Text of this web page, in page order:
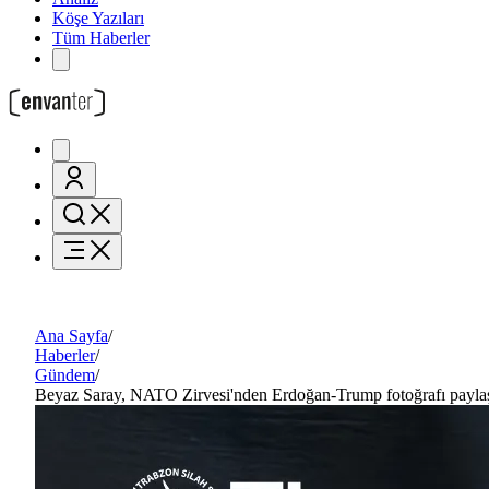
Köşe Yazıları
Tüm Haberler
Ana Sayfa/
Haberler/
Gündem/
Beyaz Saray, NATO Zirvesi'nden Erdoğan-Trump fotoğrafı